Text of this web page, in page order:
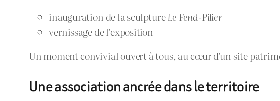
inauguration de la sculptureLe Fend-Pilier
vernissage de l’exposition
Un moment convivial ouvert à tous, au cœur d’un site
Une association ancrée dans le territoire